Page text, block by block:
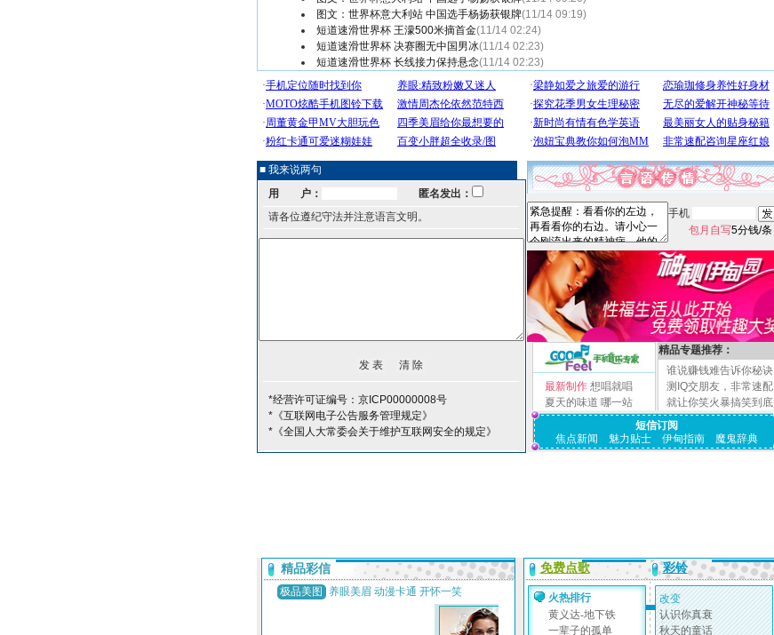
图文：世界杯意大利站 中国选手杨扬获银牌(11/14 09:19)
短道速滑世界杯 王濛500米摘首金(11/14 02:24)
短道速滑世界杯 决赛圈无中国男冰(11/14 02:23)
短道速滑世界杯 长线接力保持悬念(11/14 02:23)
■ 我来说两句
用 户：
匿名发出：
请各位遵纪守法并注意语言文明。
*经营许可证编号：京ICP00000008号
*《互联网电子公告服务管理规定》
*《全国人大常委会关于维护互联网安全的规定》
手机
包月自写5分钱/条
最新制作 想唱就唱
夏天的味道 哪一站
精品专题推荐：
谁说赚钱难告诉你秘诀
测IQ交朋友，非常速配
就让你笑火暴搞笑到底
短信订阅
焦点新闻
魅力贴士 伊甸指南 魔鬼辞典